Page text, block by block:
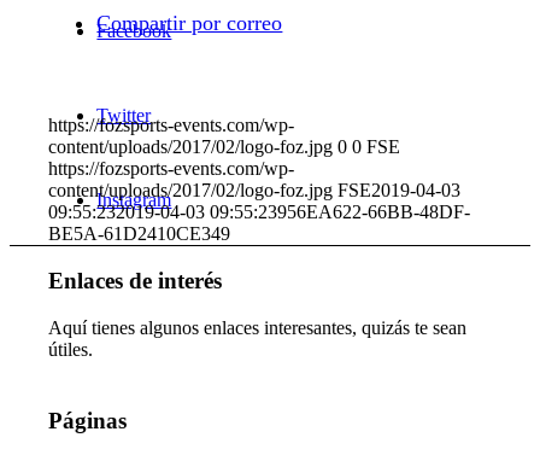
Facebook
Twitter
Instagram
Compartir por correo
https://fozsports-events.com/wp-
content/uploads/2017/02/logo-foz.jpg 0 0 FSE
https://fozsports-events.com/wp-
content/uploads/2017/02/logo-foz.jpg FSE2019-04-03
09:55:232019-04-03 09:55:23956EA622-66BB-48DF-
BE5A-61D2410CE349
Enlaces de interés
Aquí tienes algunos enlaces interesantes, quizás te sean
útiles.
Páginas